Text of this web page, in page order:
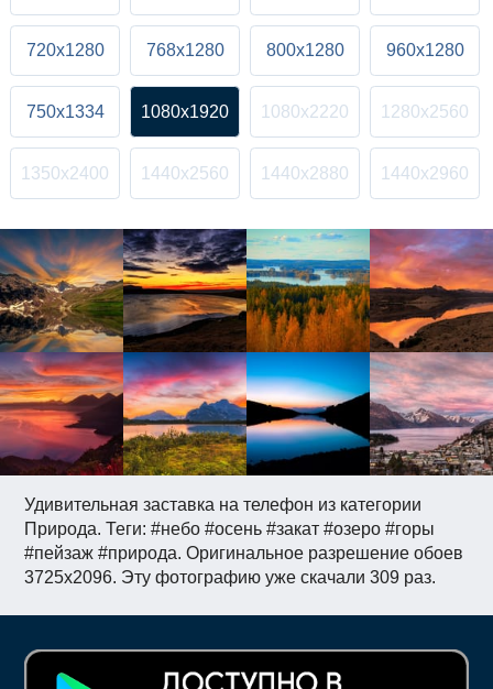
Удивительная заставка на телефон из категории
Природа. Теги: #небо #осень #закат #озеро #горы
#пейзаж #природа. Оригинальное разрешение обоев
3725x2096. Эту фотографию уже скачали 309 раз.
720x1280 768x1280 800x1280 960x1280
750x1334 1080x1920 1080x2220 1280x2560
1350x2400 1440x2560 1440x2880 1440x2960